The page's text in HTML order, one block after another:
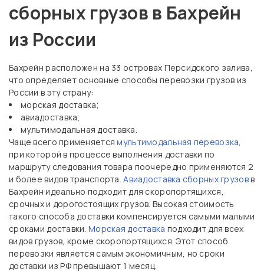
сборных грузов в Бахрейн
из России
Бахрейн расположен на 33 островах Персидского залива,
что определяет основные способы перевозки грузов из
России в эту страну:
морская доставка;
авиадоставка;
мультимодальная доставка.
Чаще всего применяетсямультимодальная перевозка,
при которой в процессе выполнения доставки по
маршруту следования товара поочередно применяются 2
и более видов транспорта.Авиадоставка сборных грузовв
Бахрейн идеально подходит для скоропортящихся,
срочных и дорогостоящих грузов. Высокая стоимость
такого способа доставки компенсируется самыми малыми
сроками доставки.Морская доставка подходит для всех
видов грузов, кроме скоропортящихся. Этот способ
перевозки является самым экономичным, но сроки
доставки из РФ превышают 1 месяц.